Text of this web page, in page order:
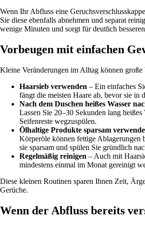
Wenn Ihr Abfluss eine
Sie diese ebenfalls abnehmen und separat
wenige Minuten und sorgt für deutlich
Vorbeugen mit einfachen
Kleine Veränderungen im Alltag können große
Haarsieb verwenden – Ein einfaches
fängt die meisten Haare ab, bevor sie in
Nach dem Duschen heißes Wasser
Lassen Sie 20–30 Sekunden lang heißes
Seifenreste wegzuspülen.
Ölhaltige Produkte sparsam
Körperöle können fettige Ablagerungen
sie sparsam und spülen Sie gründlich
Regelmäßig reinigen – Auch mit
mindestens einmal im Monat gereinigt
Diese kleinen Routinen sparen Ihnen Zeit,
Gerüche.
Wenn der Abfluss bereits